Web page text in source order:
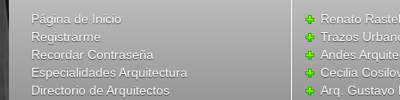
Página de Inicio
Registrarme
Recordar Contraseña
Especialidades Arquitectura
Directorio de Arquitectos
Renato
Trazos
Andes
Cecilia
Arq. Gustavo